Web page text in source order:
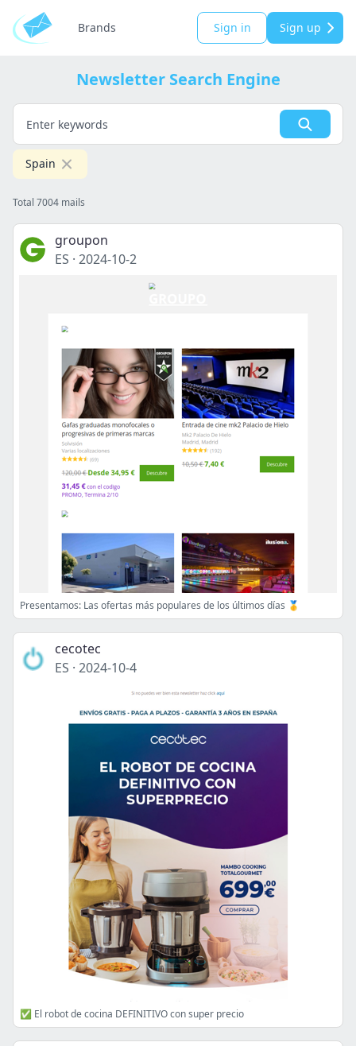
Brands Sign in Sign up
Newsletter Search Engine
Spain
Total 7004 mails
groupon
ES · 2024-10-2
Presentamos: Las ofertas más populares de los últimos días 🥇
cecotec
ES · 2024-10-4
✅ El robot de cocina DEFINITIVO con super precio